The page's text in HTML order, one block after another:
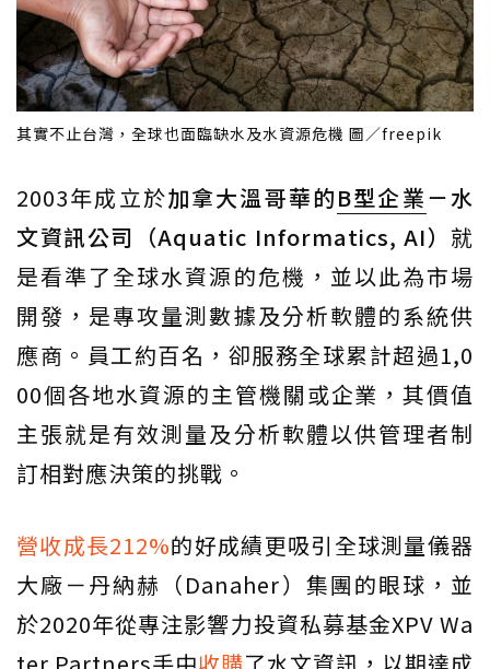
其實不止台灣，全球也面臨缺水及水資源危機 圖／freepik
2003年成立於加拿大溫哥華的B型企業－水
文資訊公司（Aquatic Informatics, AI） 就
是看準了全球水資源的危機，並以此為市場
開發，是專攻量測數據及分析軟體的系統供
應商。員工約百名，卻服務全球累計超過1,0
00個各地水資源的主管機關或企業，其價值
主張就是有效測量及分析軟體以供管理者制
訂相對應決策的挑戰。
營收成長212%的好成績更吸引全球測量儀器
大廠－丹納赫（Danaher）集團的眼球，並
於2020年從專注影響力投資私募基金XPV Wa
ter Partners手中收購了水文資訊，以期達成